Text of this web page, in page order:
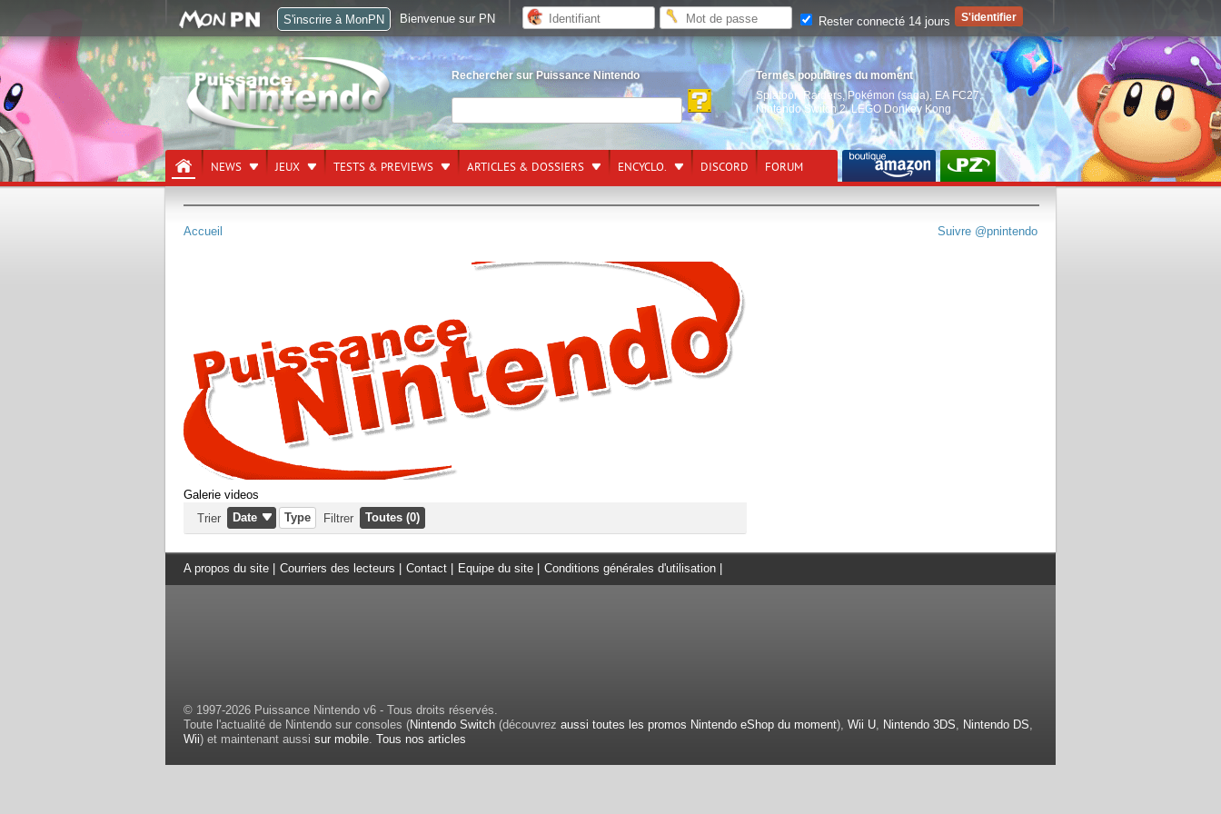
Rechercher sur Puissance Nintendo
Termes populaires du moment
Splatoon Raiders, Pokémon (saga) EA FC27,
Nintendo Switch 2,LEGO Donkey Kong
NEWS JEUX TESTS & PREVIEWS ARTICLES & DOSSIERS ENCYCLO. DISCORD FORUM
Suivre @pnintendo
Accueil
Galerie videos
Trier
Date Type Filtrer Toutes (0)
A propos du site Courriers des lecteurs Contact Equipe du site Conditions générales d'utilisation
© 1997-2026 Puissance Nintendo v6 - Tous droits réservés.
Toute l'actualité de Nintendo sur consoles (Nintendo Switch (découvrez aussi toutes les promos Nintendo eShop du moment), Wii U, Nintendo 3DS, Nintendo DS,
Wii) et maintenant aussi sur mobile. Tous nos articles
S'inscrire à MonPN Bienvenue sur PN Rester connecté 14 jours